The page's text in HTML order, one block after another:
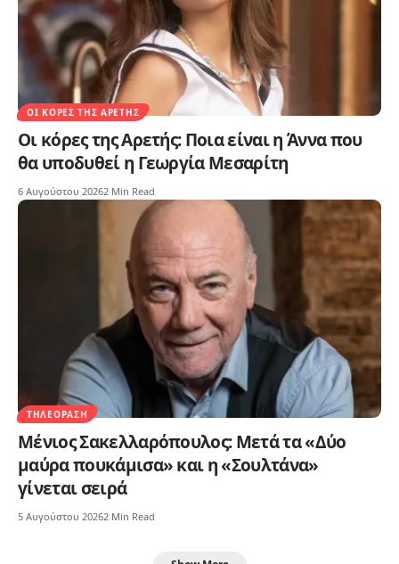
ΟΙ ΚΌΡΕΣ ΤΗΣ ΑΡΕΤΉΣ
Οι κόρες της Αρετής: Ποια είναι η Άννα που
θα υποδυθεί η Γεωργία Μεσαρίτη
6 Αυγούστου 20262 Min Read
ΤΗΛΕΌΡΑΣΗ
Μένιος Σακελλαρόπουλος: Μετά τα «Δύο
μαύρα πουκάμισα» και η «Σουλτάνα»
γίνεται σειρά
5 Αυγούστου 20262 Min Read